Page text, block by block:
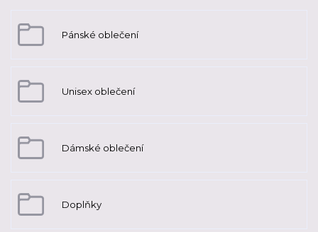
Pánské oblečení
Unisex oblečení
Dámské oblečení
Doplňky